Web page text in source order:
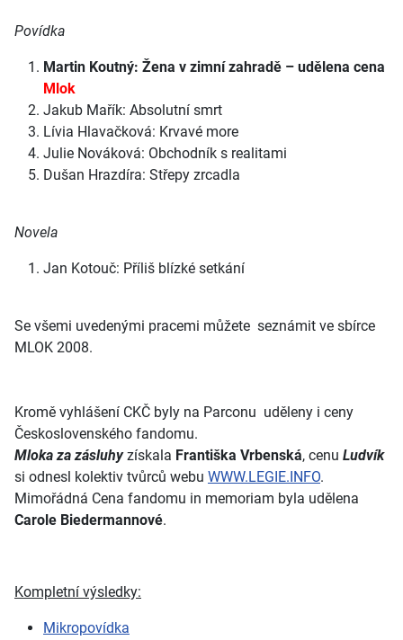
Povídka
Martin Koutný: Žena v zimní zahradě – udělena cena
Mlok
Jakub Mařík: Absolutní smrt
Lívia Hlavačková: Krvavé more
Julie Nováková: Obchodník s realitami
Dušan Hrazdíra: Střepy zrcadla
Novela
Jan Kotouč: Příliš blízké setkání
Se všemi uvedenými pracemi můžete seznámit ve sbírce
MLOK 2008.
Kromě vyhlášení CKČ byly na Parconu uděleny i ceny
Československého fandomu.
Mloka za zásluhyzískala Františka Vrbenská, cenu Ludvík
si odnesl kolektiv tvůrců webu WWW.LEGIE.INFO.
Mimořádná Cena fandomu in memoriam byla udělena
Carole Biedermannové.
Kompletní výsledky:
Mikropovídka